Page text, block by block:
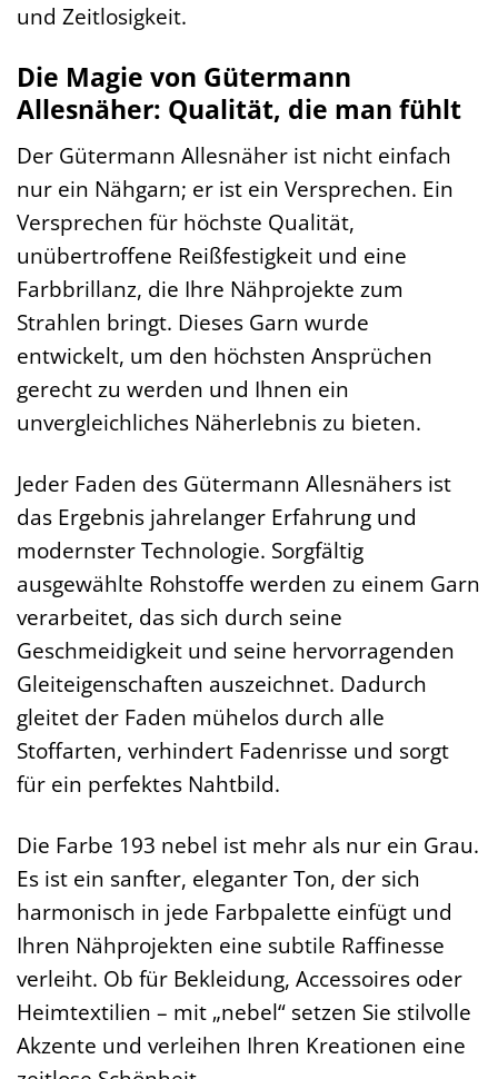
und Zeitlosigkeit.
Die Magie von Gütermann
Allesnäher: Qualität, die man fühlt
Der Gütermann Allesnäher ist nicht einfach
nur ein Nähgarn; er ist ein Versprechen. Ein
Versprechen für höchste Qualität,
unübertroffene Reißfestigkeit und eine
Farbbrillanz, die Ihre Nähprojekte zum
Strahlen bringt. Dieses Garn wurde
entwickelt, um den höchsten Ansprüchen
gerecht zu werden und Ihnen ein
unvergleichliches Näherlebnis zu bieten.
Jeder Faden des Gütermann Allesnähers ist
das Ergebnis jahrelanger Erfahrung und
modernster Technologie. Sorgfältig
ausgewählte Rohstoffe werden zu einem Garn
verarbeitet, das sich durch seine
Geschmeidigkeit und seine hervorragenden
Gleiteigenschaften auszeichnet. Dadurch
gleitet der Faden mühelos durch alle
Stoffarten, verhindert Fadenrisse und sorgt
für ein perfektes Nahtbild.
Die Farbe 193 nebel ist mehr als nur ein Grau.
Es ist ein sanfter, eleganter Ton, der sich
harmonisch in jede Farbpalette einfügt und
Ihren Nähprojekten eine subtile Raffinesse
verleiht. Ob für Bekleidung, Accessoires oder
Heimtextilien – mit „nebel“ setzen Sie stilvolle
Akzente und verleihen Ihren Kreationen eine